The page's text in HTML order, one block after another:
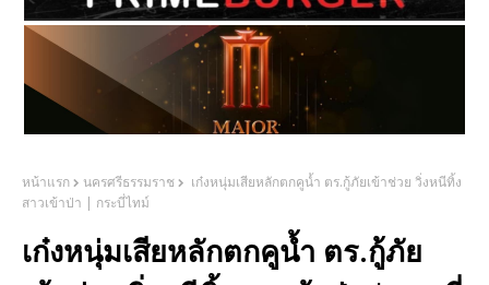
หน้าแรก นครศรีธรรมราช
เก๋งหนุ่มเสียหลักตกคูน้ำ ตร.กู้ภัยเข้าช่วย วิ่งหนีทิ้ง
สาวเข้าป่า | กระบี่ไทม์
เก๋งหนุ่มเสียหลักตกคูน้ำ ตร.กู้ภัย